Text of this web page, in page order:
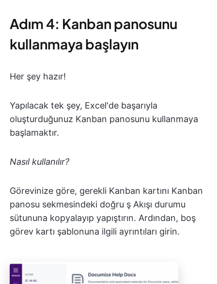
Adım 4: Kanban panosunu
kullanmaya başlayın
Her şey hazır!
Yapılacak tek şey, Excel'de başarıyla
oluşturduğunuz Kanban panosunu kullanmaya
başlamaktır.
Nasıl kullanılır?
Görevinize göre, gerekli Kanban kartını Kanban
panosu sekmesindeki doğru ş Akışı durumu
sütununa kopyalayıp yapıştırın. Ardından, boş
görev kartı şablonuna ilgili ayrıntıları girin.